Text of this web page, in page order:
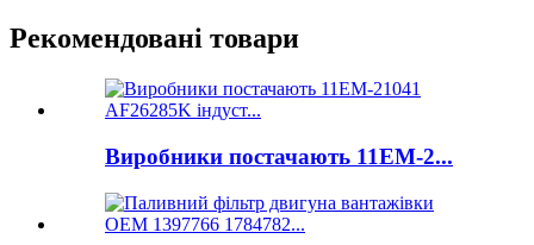
Рекомендовані товари
Виробники постачають 11ЕМ-2...